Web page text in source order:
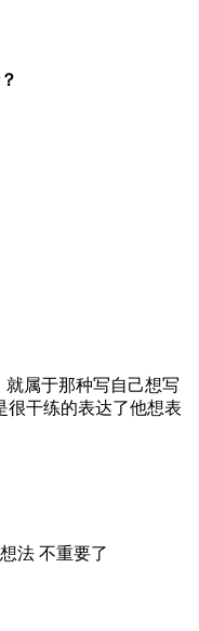
属于那种写自己想写
很干练的表达了他想表
法 不重要了